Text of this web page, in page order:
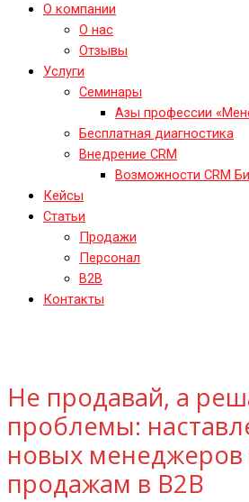
О компании
О нас
Отзывы
Услуги
Семинары
Азы профессии
Бесплатная диагностика
Внедрение CRM
Возможности CRM
Кейсы
Статьи
Продажи
Персонал
B2B
Контакты
Не продавай, а
проблемы:
новых менеджеров
продажам в B2B